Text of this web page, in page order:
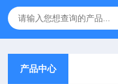
产品中心